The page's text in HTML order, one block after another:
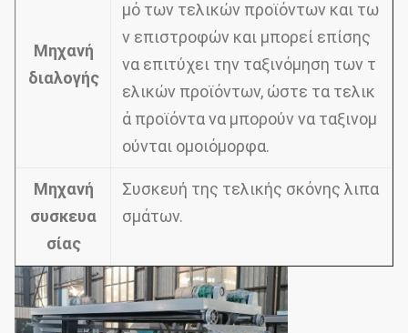
Μηχανή
διαλογής
μό των τελικών προϊόντων και τω
ν επιστροφών και μπορεί επίσης
να επιτύχει την ταξινόμηση των τ
ελικών προϊόντων, ώστε τα τελικ
ά προϊόντα να μπορούν να ταξινομ
ούνται ομοιόμορφα.
Μηχανή
συσκευα
σίας
Συσκευή της τελικής σκόνης λιπα
σμάτων.